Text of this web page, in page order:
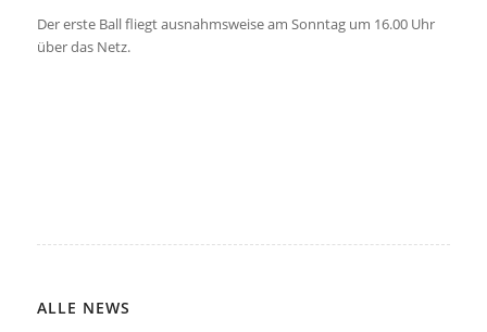
Der erste Ball fliegt ausnahmsweise am Sonntag um 16.00 Uhr
über das Netz.
ALLE NEWS